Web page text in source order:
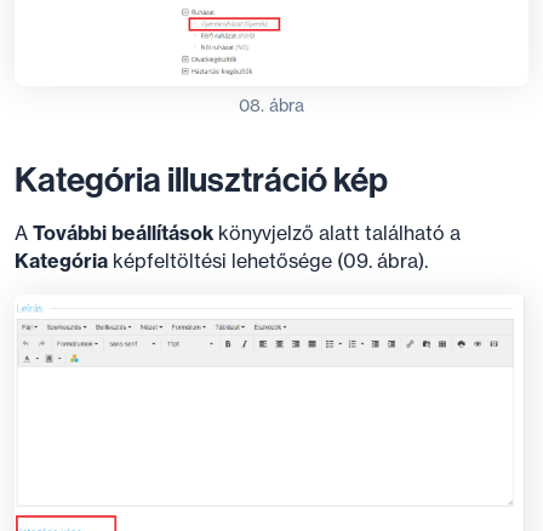
08. ábra
Kategória illusztráció kép
A További beállítások könyvjelző alatt található a
Kategória képfeltöltési lehetősége (09. ábra).